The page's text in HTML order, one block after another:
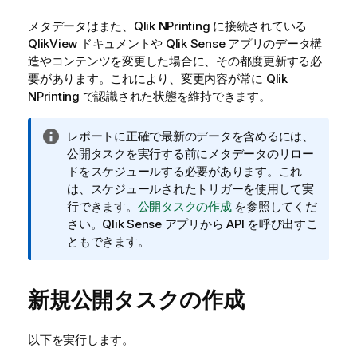
メタデータはまた、 Qlik NPrinting に接続されている
QlikView ドキュメントや Qlik Senseアプリのデータ構
造やコンテンツを変更した場合に、その都度更新する必
要があります。これにより、変更内容が常に Qlik
NPrinting で認識された状態を維持できます。
情
報
メ
モ
レポートに正確で最新のデータを含めるには、
公開タスクを実行する前にメタデータのリロー
ドをスケジュールする必要があります。これ
は、スケジュールされたトリガーを使用して実
行できます。 公開タスクの作成を参照してくだ
さい。 Qlik Senseアプリから API を呼び出すこ
ともできます。
新規公開タスクの作成
以下を実行します。